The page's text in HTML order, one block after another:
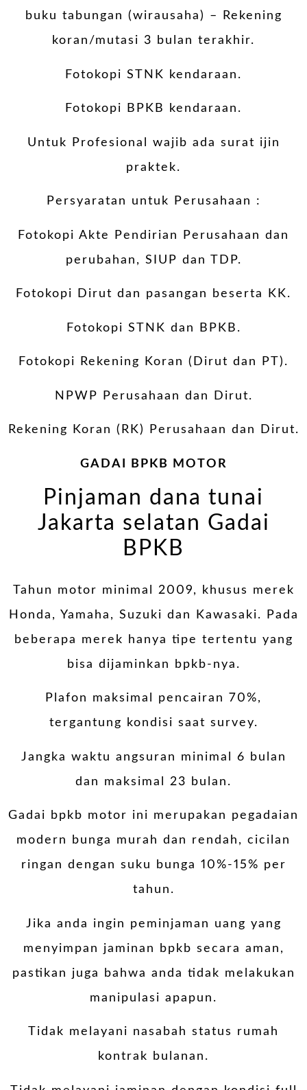
buku tabungan (wirausaha) – Rekening
koran/mutasi 3 bulan terakhir.
Fotokopi STNK kendaraan.
Fotokopi BPKB kendaraan.
Untuk Profesional wajib ada surat ijin
praktek.
Persyaratan untuk Perusahaan :
Fotokopi Akte Pendirian Perusahaan dan
perubahan, SIUP dan TDP.
Fotokopi Dirut dan pasangan beserta KK.
Fotokopi STNK dan BPKB.
Fotokopi Rekening Koran (Dirut dan PT).
NPWP Perusahaan dan Dirut.
Rekening Koran (RK) Perusahaan dan Dirut.
GADAI BPKB MOTOR
Pinjaman dana tunai
Jakarta selatan Gadai
BPKB
Tahun motor minimal 2009, khusus merek
Honda, Yamaha, Suzuki dan Kawasaki. Pada
beberapa merek hanya tipe tertentu yang
bisa dijaminkan bpkb-nya.
Plafon maksimal pencairan 70%,
tergantung kondisi saat survey.
Jangka waktu angsuran minimal 6 bulan
dan maksimal 23 bulan.
Gadai bpkb motor ini merupakan pegadaian
modern bunga murah dan rendah, cicilan
ringan dengan suku bunga 10%-15% per
tahun.
Jika anda ingin peminjaman uang yang
menyimpan jaminan bpkb secara aman,
pastikan juga bahwa anda tidak melakukan
manipulasi apapun.
Tidak melayani nasabah status rumah
kontrak bulanan.